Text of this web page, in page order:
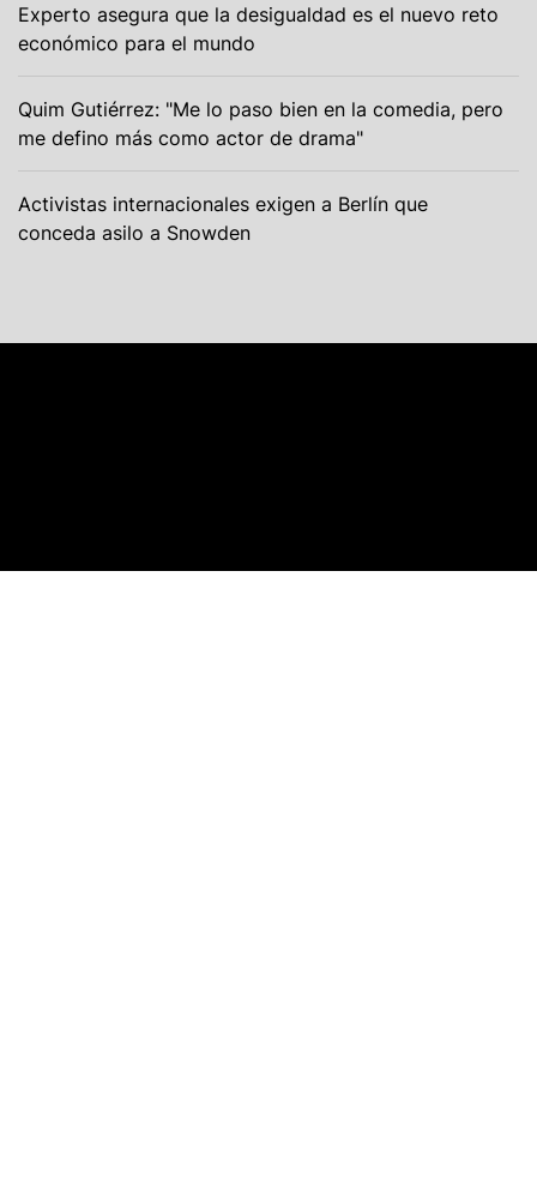
Experto asegura que la desigualdad es el nuevo reto
económico para el mundo
Quim Gutiérrez: "Me lo paso bien en la comedia, pero
me defino más como actor de drama"
Activistas internacionales exigen a Berlín que
conceda asilo a Snowden